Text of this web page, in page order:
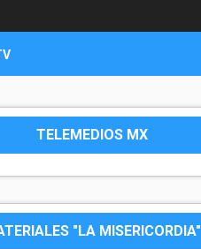
TELEMEDIOS MX
"LA MISERICORDIA"